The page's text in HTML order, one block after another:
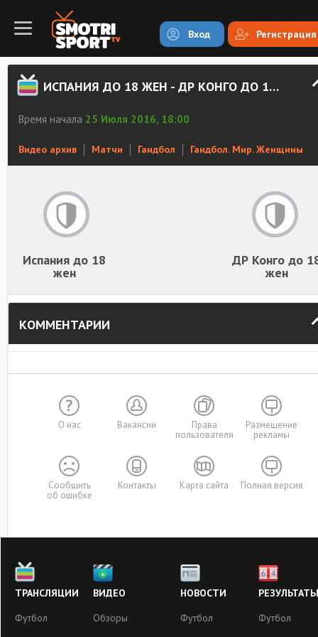
Вход Регистрация
ИСПАНИЯ ДО 18 ЖЕН - ДР КОНГО ДО 18 ЖЕН. ЗАПИСЬ МАТЧА
Время начала 25 Июля 2016, 18:00
Видео архив Матчи Гандбол Гандбол. Мир. Женщины
Испания до 18
жен
ДР Конго до
жен
КОММЕНТАРИИ
О нас Вакансии
Права
пользователя
Размещение
рекламы
Сообщить
об ошибке
Контакты Карта сайта Полная версия
ТРАНСЛЯЦИИ
Футбол
ВИДЕО
Обзоры
НОВОСТИ
Футбол
РЕЗУЛЬТАТЫ
Футбол